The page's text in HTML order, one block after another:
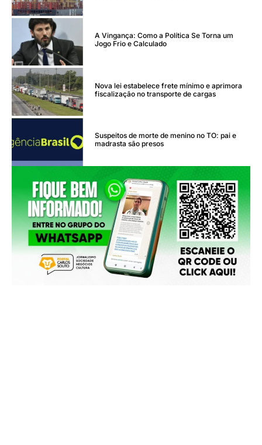
A Vingança: Como a Política Se Torna um
Jogo Frio e Calculado
Nova lei estabelece frete mínimo e aprimora
fiscalização no transporte de cargas
Suspeitos de morte de menino no TO: pai e
madrasta são presos